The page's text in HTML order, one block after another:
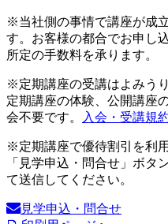
※当社側の事情で講座が成
す。お客様の都合でお申し
所定の手数料を承ります。
※定期講座の受講はよみう
定期講座の体験、公開講座
会不要です。
入会・受講規
※定期講座で優待割引を利
「見学申込・問合せ」ボタ
て送信してください。
見学申込・問合せ